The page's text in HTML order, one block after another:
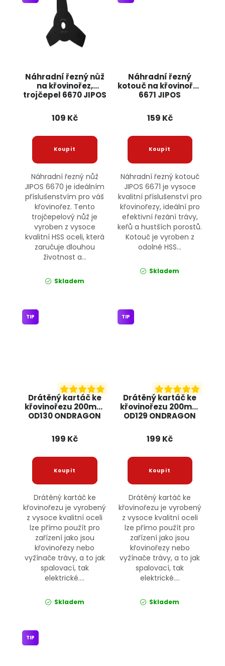
Náhradní řezný nůž
na křovinořez,
trojčepel 6670 JIPOS
109 Kč
Náhradní řezný nůž
JIPOS 6670 je ideálním
příslušenstvím pro váš
křovinořez. Tento
trojčepelový nůž je
vyroben z vysoce
kvalitní HSS oceli, která
zaručuje dlouhou
životnost a...
Skladem
Náhradní řezný
kotouč na křovinořez
6671 JIPOS
159 Kč
Náhradní řezný kotouč
JIPOS 6671 je vysoce
kvalitní příslušenství pro
křovinořezy, ideální pro
efektivní řezání trávy,
keřů a hustších porostů.
Kotouč je vyroben z
odolné HSS...
Skladem
Drátěný kartáč ke
křovinořezu 200mm
OD130 ONDRAGON
TIP
199 Kč
Drátěný kartáč ke
křovinořezu je vyrobený
z vysoce kvalitní oceli
lze přímo použít pro
zařízení jako jsou
křovinořezy nebo
vyžínače trávy, a to jak
spalovací, tak
elektrické....
Skladem
Drátěný kartáč ke
křovinořezu 200mm
OD129 ONDRAGON
TIP
199 Kč
Drátěný kartáč ke
křovinořezu je vyrobený
z vysoce kvalitní oceli
lze přímo použít pro
zařízení jako jsou
křovinořezy nebo
vyžínače trávy, a to jak
spalovací, tak
elektrické....
Skladem
TIP